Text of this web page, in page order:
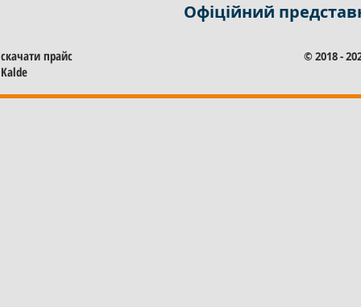
Офіційний
скачати прайс
Kalde
© 2018 -